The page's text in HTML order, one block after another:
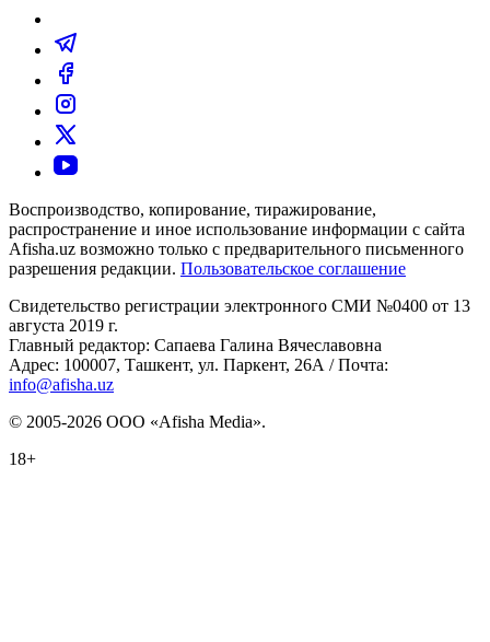
Воспроизводство, копирование, тиражирование,
распространение и иное использование информации с сайта
Afisha.uz возможно только с предварительного письменного
разрешения редакции. Пользовательское соглашение
Свидетельство регистрации электронного СМИ №0400 от 13
августа 2019 г.
Главный редактор: Сапаева Галина Вячеславовна
Адрес: 100007, Ташкент, ул. Паркент, 26А / Почта:
info@afisha.uz
© 2005-2026 ООО «Afisha Media».
18+